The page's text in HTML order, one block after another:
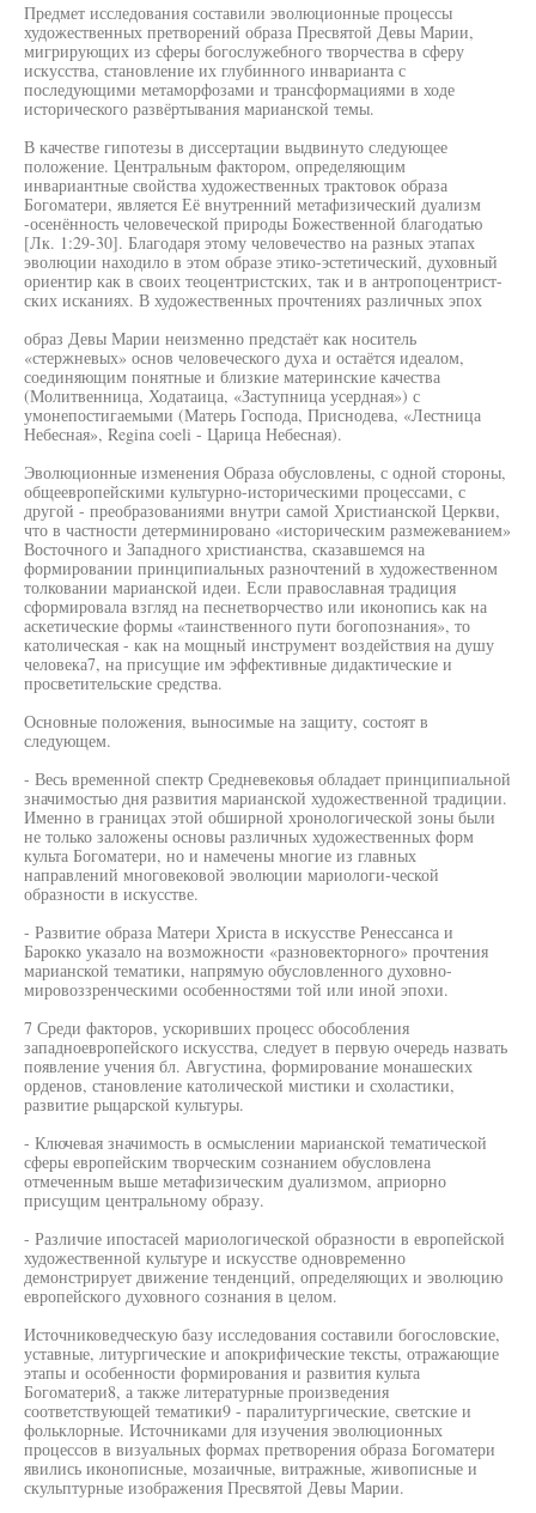
Предмет исследования составили эволюционные процессы
художественных претворений образа Пресвятой Девы Марии,
мигрирующих из сферы богослужебного творчества в сферу
искусства, становление их глубинного инварианта с
последующими метаморфозами и трансформациями в ходе
исторического развёртывания марианской темы.
В качестве гипотезы в диссертации выдвинуто следующее
положение. Центральным фактором, определяющим
инвариантные свойства художественных трактовок образа
Богоматери, является Её внутренний метафизический дуализм
-осенённость человеческой природы Божественной благодатью
[Лк. 1:29-30]. Благодаря этому человечество на разных этапах
эволюции находило в этом образе этико-эстетический, духовный
ориентир как в своих теоцентристских, так и в антропоцентрист-
ских исканиях. В художественных прочтениях различных эпох
образ Девы Марии неизменно предстаёт как носитель
«стержневых» основ человеческого духа и остаётся идеалом,
соединяющим понятные и близкие материнские качества
(Молитвенница, Ходатаица, «Заступница усердная») с
умонепостигаемыми (Матерь Господа, Приснодева, «Лестница
Небесная», Regina coeli - Царица Небесная).
Эволюционные изменения Образа обусловлены, с одной стороны,
общеевропейскими культурно-историческими процессами, с
другой - преобразованиями внутри самой Христианской Церкви,
что в частности детерминировано «историческим размежеванием»
Восточного и Западного христианства, сказавшемся на
формировании принципиальных разночтений в художественном
толковании марианской идеи. Если православная традиция
сформировала взгляд на песнетворчество или иконопись как на
аскетические формы «таинственного пути богопознания», то
католическая - как на мощный инструмент воздействия на душу
человека7, на присущие им эффективные дидактические и
просветительские средства.
Основные положения, выносимые на защиту, состоят в
следующем.
- Весь временной спектр Средневековья обладает принципиальной
значимостью дня развития марианской художественной традиции.
Именно в границах этой обширной хронологической зоны были
не только заложены основы различных художественных форм
культа Богоматери, но и намечены многие из главных
направлений многовековой эволюции мариологи-ческой
образности в искусстве.
- Развитие образа Матери Христа в искусстве Ренессанса и
Барокко указало на возможности «разновекторного» прочтения
марианской тематики, напрямую обусловленного духовно-
мировоззренческими особенностями той или иной эпохи.
7 Среди факторов, ускоривших процесс обособления
западноевропейского искусства, следует в первую очередь назвать
появление учения бл. Августина, формирование монашеских
орденов, становление католической мистики и схоластики,
развитие рыцарской культуры.
- Ключевая значимость в осмыслении марианской тематической
сферы европейским творческим сознанием обусловлена
отмеченным выше метафизическим дуализмом, априорно
присущим центральному образу.
- Различие ипостасей мариологической образности в европейской
художественной культуре и искусстве одновременно
демонстрирует движение тенденций, определяющих и эволюцию
европейского духовного сознания в целом.
Источниковедческую базу исследования составили богословские,
уставные, литургические и апокрифические тексты, отражающие
этапы и особенности формирования и развития культа
Богоматери8, а также литературные произведения
соответствующей тематики9 - паралитургические, светские и
фольклорные. Источниками для изучения эволюционных
процессов в визуальных формах претворения образа Богоматери
явились иконописные, мозаичные, витражные, живописные и
скульптурные изображения Пресвятой Девы Марии.